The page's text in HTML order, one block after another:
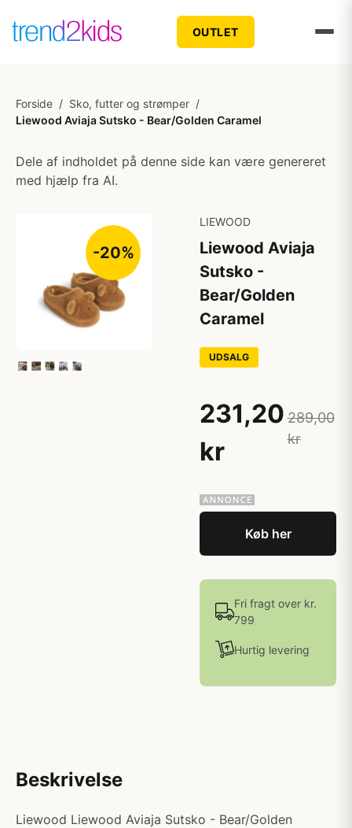
OUTLET
Forside / Sko, futter og strømper /
Liewood Aviaja Sutsko - Bear/Golden Caramel
Dele af indholdet på denne side kan være genereret
med hjælp fra AI.
-20%
LIEWOOD
Liewood Aviaja
Sutsko -
Bear/Golden
Caramel
UDSALG
231,20
kr
289,00
kr
Køb her
Fri fragt over kr.
799
Hurtig levering
Beskrivelse
Liewood Liewood Aviaja Sutsko - Bear/Golden